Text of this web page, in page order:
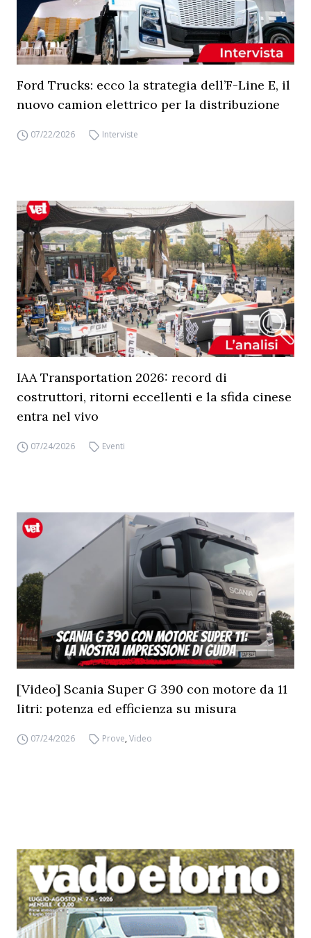
Ford Trucks: ecco la strategia dell’F-Line E, il
nuovo camion elettrico per la distribuzione
07/22/2026 Interviste
IAA Transportation 2026: record di
costruttori, ritorni eccellenti e la sfida cinese
entra nel vivo
07/24/2026 Eventi
[Video] Scania Super G 390 con motore da 11
litri: potenza ed efficienza su misura
07/24/2026 Prove,Video